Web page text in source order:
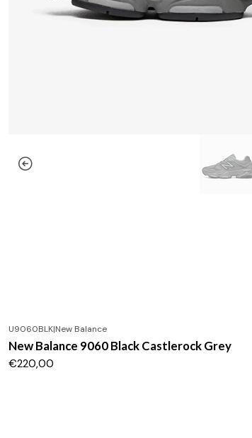
U9060BLK|New Balance
New Balance 9060 Black Castlerock Grey
€220,00